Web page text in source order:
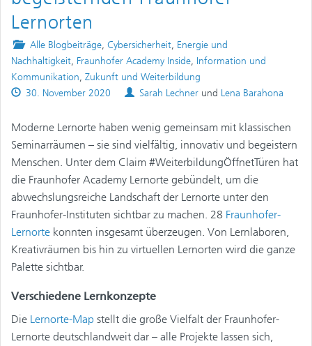
Lernorten
Posted
in
Alle Blogbeiträge, Cybersicherheit, Energie und
Nachhaltigkeit, Fraunhofer Academy Inside, Information und
Kommunikation, Zukunft und Weiterbildung
Published
30. November 2020 Authors
Sarah Lechner und Lena Barahona
Moderne Lernorte haben wenig gemeinsam mit klassischen
Seminarräumen – sie sind vielfältig, innovativ und begeistern
Menschen. Unter dem Claim #WeiterbildungÖffnetTüren hat
die Fraunhofer Academy Lernorte gebündelt, um die
abwechslungsreiche Landschaft der Lernorte unter den
Fraunhofer-Instituten sichtbar zu machen. 28 Fraunhofer-
Lernorte konnten insgesamt überzeugen. Von Lernlaboren,
Kreativräumen bis hin zu virtuellen Lernorten wird die ganze
Palette sichtbar.
Verschiedene Lernkonzepte
Die Lernorte-Map stellt die große Vielfalt der Fraunhofer-
Lernorte deutschlandweit dar – alle Projekte lassen sich,